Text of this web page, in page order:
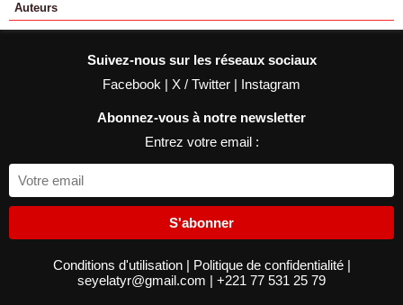
Auteurs
Suivez-nous sur les réseaux sociaux
Facebook | X / Twitter | Instagram
Abonnez-vous à notre newsletter
Entrez votre email :
S'abonner
Conditions d'utilisation | Politique de confidentialité |
seyelatyr@gmail.com | +221 77 531 25 79